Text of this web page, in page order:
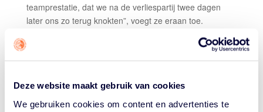
Deze website maakt gebruik van cookies
We gebruiken cookies om content en advertenties te
teamprestatie, dat we na de verliespartij twee dagen
later ons zo terug knokten”, voegt ze eraan toe.
In haar derde seizoen bij het Duitse Herner Turn Club is
ze ondertussen een drijvende kracht geworden. Bij de
voor 9 punten, 4 rebounds en 3 assists per wedstrijd. In
echt een jonkie, maar we hadden wel echt een goed